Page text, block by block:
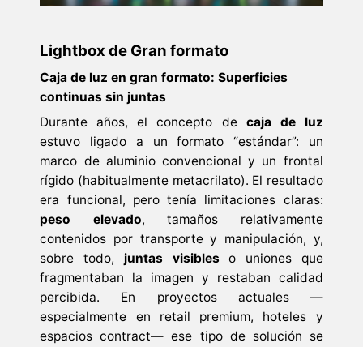
Lightbox de Gran formato
Caja de luz en gran formato: Superficies
continuas sin juntas
Durante años, el concepto de caja de luz
estuvo ligado a un formato “estándar”: un
marco de aluminio convencional y un frontal
rígido (habitualmente metacrilato). El resultado
era funcional, pero tenía limitaciones claras:
peso elevado, tamaños relativamente
contenidos por transporte y manipulación, y,
sobre todo, juntas visibles o uniones que
fragmentaban la imagen y restaban calidad
percibida. En proyectos actuales —
especialmente en retail premium, hoteles y
espacios contract— ese tipo de solución se